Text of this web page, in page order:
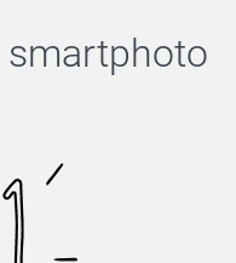
smartphoto